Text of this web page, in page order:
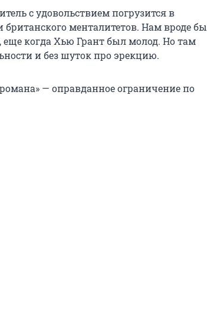
с удовольствием погрузится в
менталитетов. Нам вроде бы
еще когда Хью Грант был молод. Но там
и без шуток про эрекцию.
— оправданное ограничение по